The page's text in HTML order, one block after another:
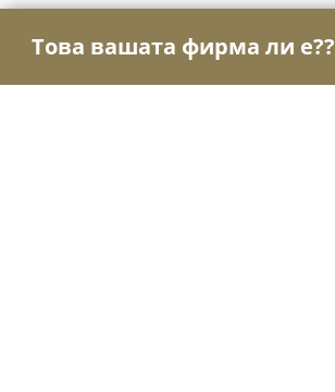
Това вашата фирма ли е??